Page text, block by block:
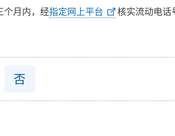
个月内，经指定网上平台
核实流动电话
否